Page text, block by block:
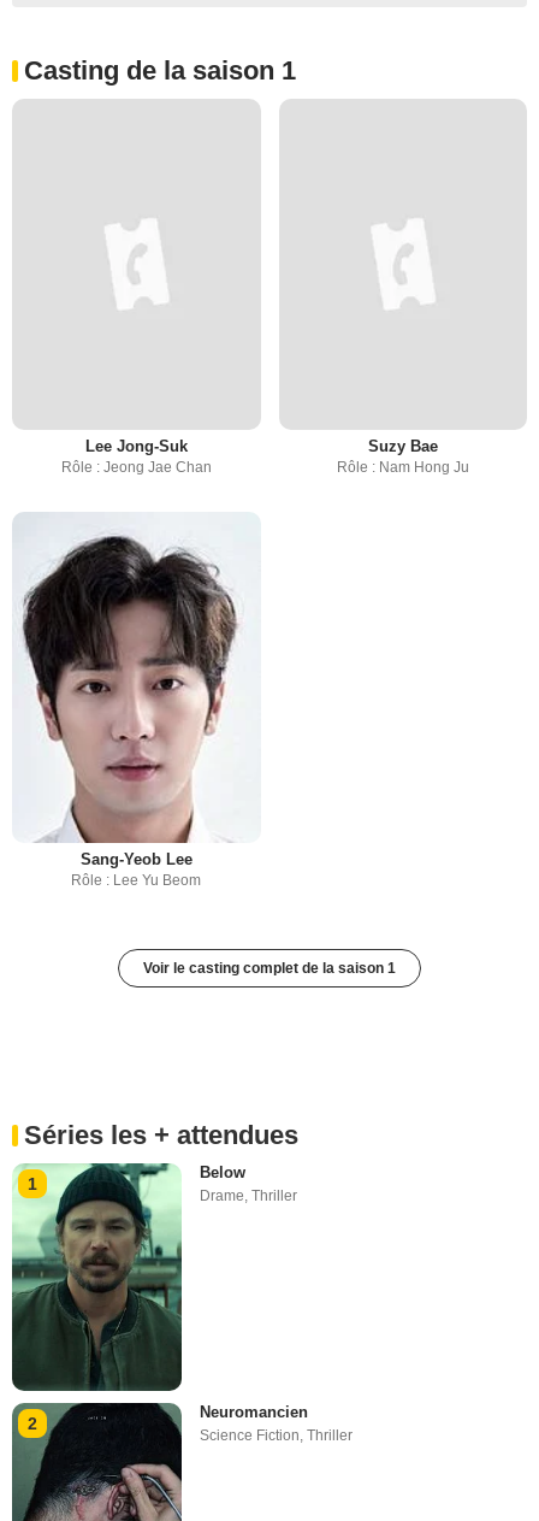
Casting de la saison 1
Lee Jong-Suk
Rôle : Jeong Jae Chan
Suzy Bae
Rôle : Nam Hong Ju
Sang-Yeob Lee
Rôle : Lee Yu Beom
Voir le casting complet de la saison 1
Séries les + attendues
1
Below
Drame,Thriller
2
Neuromancien
Science Fiction ,Thriller